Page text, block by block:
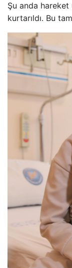
Şu anda
kurtarıldı. Bu